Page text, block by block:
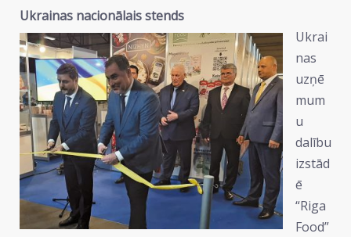
Ukrainas nacionālais stends
Ukrai
nas
uzņē
mum
u
dalību
izstād
ē
“Riga
Food”